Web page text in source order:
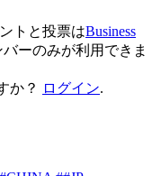
トと投票はBusiness
ーのみが利用できま
か？
ログイン.